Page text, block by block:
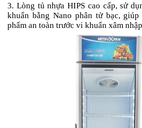
3. Lòng tủ nhựa HIPS cao cấp, sử
khuẩn bằng Nano phân tử bạc,
phẩm an toàn trước vi khuẩn xâm